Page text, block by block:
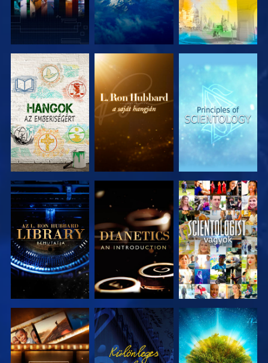
A SOROZAT
RÉSZEI
A SOROZAT
RÉSZEI
A SOROZAT
RÉSZEI
A SOROZAT
RÉSZEI
A SOROZAT
RÉSZEI
MŰSORNÉZÉS
A SOROZAT
RÉSZEI
MŰSORNÉZÉS
A SOROZAT
RÉSZEI